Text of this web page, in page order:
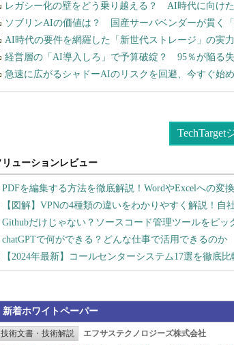
レガシー化の壁をどう乗り越える？ AI時代に向け
ソブリンAIの価値は？ 国産サーバベンダーが貫く
AI時代の要件を網羅した「新世代ストレージ」の実
経営層の「AI導入しろ」で予算破綻？ 95％が陥る
急速に広がるシャドーAIのリスクを回避、今すぐ始
TechTarget
PDFを編集する方法を徹底解説！WordやExcelへの変
【図解】VPNの4種類の違いをわかりやすく解説！自
Githubだけじゃない？ソースコード管理ツールをピッ
chatGPTで何ができる？どんな仕事で活用できるのか
【2024年最新】コールセンターシステム17選を徹底
新着ホワイトペーパー
技術文書・技術解説 エフサステクノロジーズ株式会社